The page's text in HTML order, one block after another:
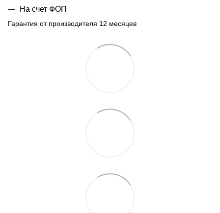
На счет ФОП
Гарантия от производителя 12 месяцев